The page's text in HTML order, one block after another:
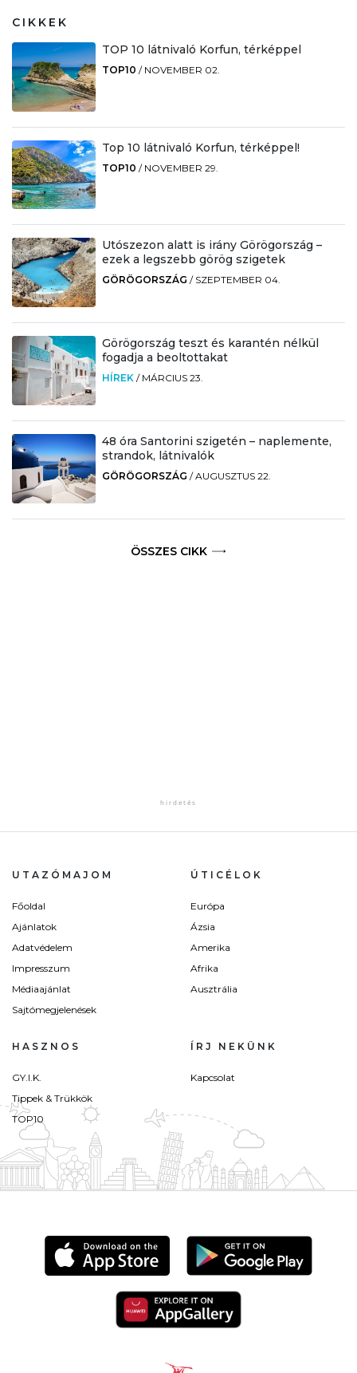
CIKKEK
TOP 10 látnivaló Korfun, térképpel
TOP10 / NOVEMBER 02.
Top 10 látnivaló Korfun, térképpel!
TOP10 / NOVEMBER 29.
Utószezon alatt is irány Görögország –
ezek a legszebb görög szigetek
GÖRÖGORSZÁG / SZEPTEMBER 04.
Görögország teszt és karantén nélkül
fogadja a beoltottakat
HÍREK / MÁRCIUS 23.
48 óra Santorini szigetén – naplemente,
strandok, látnivalók
GÖRÖGORSZÁG /AUGUSZTUS 22.
ÖSSZES CIKK
UTAZÓMAJOM
Főoldal
Ajánlatok
Adatvédelem
Impresszum
Médiaajánlat
Sajtómegjelenések
ÚTICÉLOK
Európa
Ázsia
Amerika
Afrika
Ausztrália
HASZNOS
GY.I.K.
Tippek & Trükkök
TOP10
ÍRJ NEKÜNK
Kapcsolat